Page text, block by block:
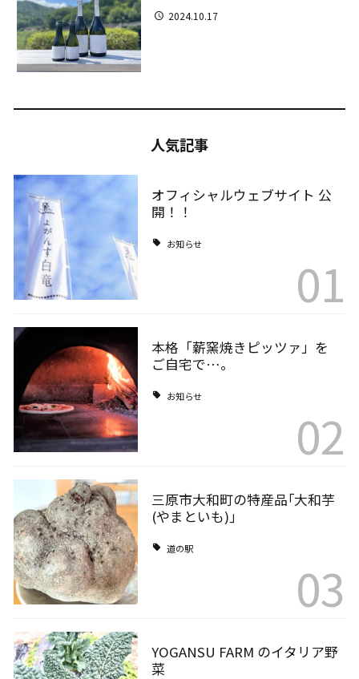
2024.10.17
人気記事
オフィシャルウェブサイト 公
開！！
お知らせ
01
本格「薪窯焼きピッツァ」を
ご自宅で…。
お知らせ
02
三原市大和町の特産品｢大和芋
(やまといも)｣
道の駅
03
YOGANSU FARM のイタリア野
菜